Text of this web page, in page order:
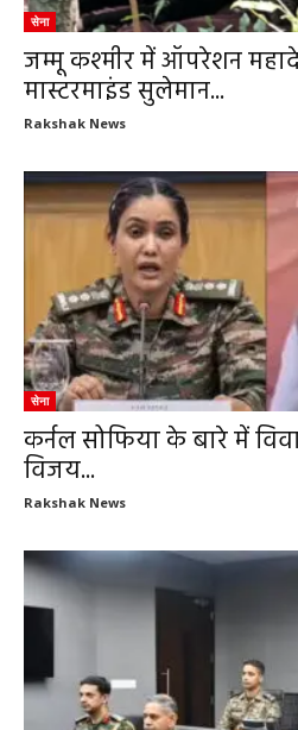
सेना
जम्मू कश्मीर में ऑपरेशन
मास्टरमाइंड सुलेमान...
Rakshak News
सेना
कर्नल सोफिया के बारे में
विजय...
Rakshak News